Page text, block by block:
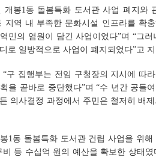
개봉1동 돌봄특화 도서관 사업 폐지와
지역 내 부족한 문화시설 인프라를 확
민의 염원이 담긴 사업이었다”며 “그러
로 일방적으로 사업이 폐지되었다”고
“구 집행부는 전임 구청장의 지시에 따
을 곧바로 중단했다”며 “수 년간 공들
의사결정 과정에서 주민은 철저히 배제
1동 돌봄특화 도서관 건립 사업을 위해
비 등 수십억 원의 예산을 확보한 상태였